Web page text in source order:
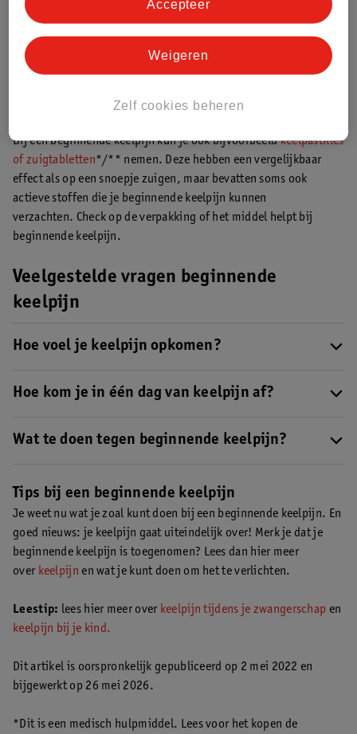
wordt, bijvoorbeeld doordat je keelpijn toeneemt of omdat je
ookverkoudenlijkt te worden? Dan is het ook niet erg om een
stapje terug te doen. Luister naar wat je lichaam nodig heeft. Dit
kan een wandeling zijn om wat frisse lucht in te ademen, maar
Bij een beginnende keelpijn kun je ook bijvoorbeeldkeelpastilles
of zuigtabletten*/** nemen. Deze hebben een vergelijkbaar
effect als op een snoepje zuigen, maar bevatten soms ook
actieve stoffen die je beginnende keelpijn kunnen
verzachten. Check op de verpakking of het middel helpt bij
beginnende keelpijn.
Veelgestelde vragen beginnende
keelpijn
Hoe voel je keelpijn opkomen?
in je keel, een paar keer hoesten en moeizaam slikken.
Hoe kom je in één dag van keelpijn af?
het geduld hebben, keelpijn gaat namelijk vanzelf weer over. Zet
Wat te doen tegen beginnende keelpijn?
roken of meeroken vermijden, zo min mogelijk praten en
fluisteren, op een snoepje zuigen en goed voor jezelf zorgen.
Lees hier meer over deze tips bij een beginnende keelpijn .
Tips bij een beginnende keelpijn
Je weet nu wat je zoal kunt doen bij een beginnende keelpijn. En
goed nieuws: je keelpijn gaat uiteindelijk over! Merk je dat je
beginnende keelpijn is toegenomen? Lees dan hier meer
over keelpijn en wat je kunt doen om het te verlichten.
Leestip: lees hier meer over keelpijn tijdens je zwangerschap en
keelpijn bij je kind.
Dit artikel is oorspronkelijk gepubliceerd op 2 mei 2022 en
bijgewerkt op 26 mei 2026.
*Dit is een medisch hulpmiddel. Lees voor het kopen de
Zelf cookies beheren
Weigeren
Accepteer